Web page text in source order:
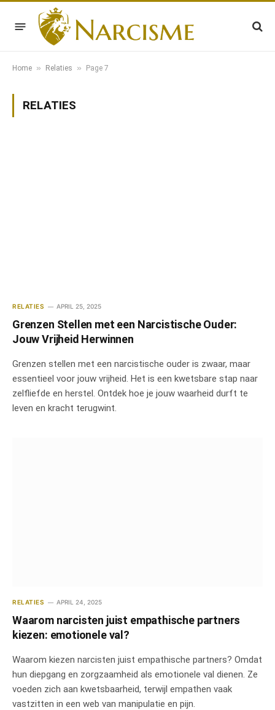
Home » Relaties » Page 7
RELATIES
RELATIES APRIL 25, 2025
Grenzen Stellen met een Narcistische Ouder:
Jouw Vrijheid Herwinnen
Grenzen stellen met een narcistische ouder is zwaar, maar
essentieel voor jouw vrijheid. Het is een kwetsbare stap naar
zelfliefde en herstel. Ontdek hoe je jouw waarheid durft te
leven en kracht terugwint.
RELATIES APRIL 24, 2025
Waarom narcisten juist empathische partners
kiezen: emotionele val?
Waarom kiezen narcisten juist empathische partners? Omdat
hun diepgang en zorgzaamheid als emotionele val dienen. Ze
voeden zich aan kwetsbaarheid, terwijl empathen vaak
vastzitten in een web van manipulatie en pijn.